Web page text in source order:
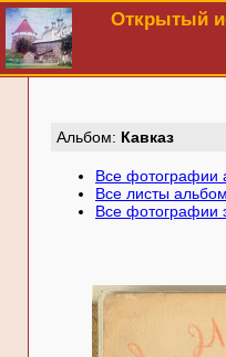
Открытый
Aльбом: Кавказ
Все фотографии
Все листы
Все фотографии